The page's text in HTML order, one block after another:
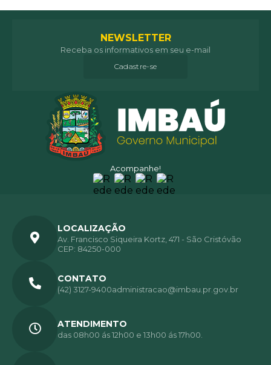
Acompanhe!
NEWSLETTER
Receba os informativos em seu e-mail
Cadastre-se
LOCALIZAÇÃO
Av. Francisco Siqueira Kortz, 471 - São Cristóvão
CEP: 84250-000
CONTATO
(42) 3127-9400administracao@imbau.pr.gov.br
ATENDIMENTO
das 08h00 ás 12h00 e 13h00 ás 17h00.